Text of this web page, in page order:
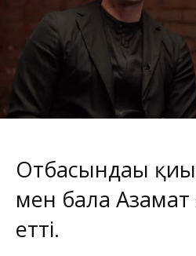
Отбасындағы
мен бала
етті.